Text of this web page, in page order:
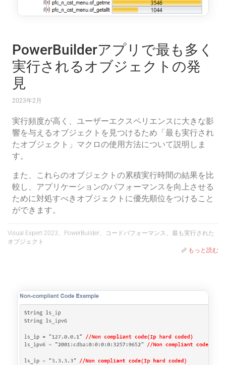
PowerBuilderアプリで最も多く
実行されるオブジェクトの発
見
2023年2月
実行頻度が高く、ユーザーエクスペリエンスに大きな影
響を与えるオブジェクトを見つけるため「最も実行され
たオブジェクト」マクロの使用方法について説明しま
す。
また、これらのオブジェクトの累積実行時間の結果を比
較し、アプリケーションのパフォーマンスを向上させる
ために対処すべきオブジェクトに優先順位をつけること
ができます。
Visual Expert 2023、PowerBuilder、コードパフォーマンス、最も実行された
オブジェクト
もっと読む